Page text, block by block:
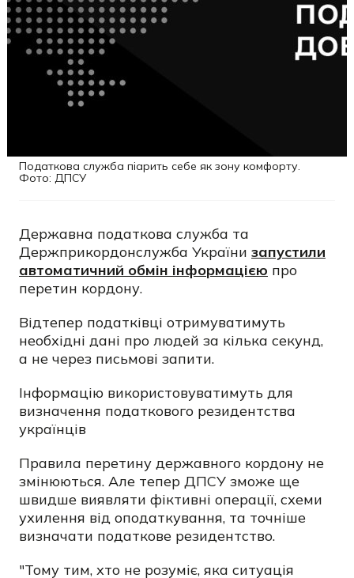
Податкова служба піарить себе як зону комфорту.
Фото: ДПСУ
Державна податкова служба та
Держприкордонслужба України запустили
автоматичний обмін інформацією про
перетин кордону.
Відтепер податківці отримуватимуть
необхідні дані про людей за кілька секунд,
а не через письмові запити.
Інформацію використовуватимуть для
визначення податкового резидентства
українців
Правила перетину державного кордону не
змінюються. Але тепер ДПСУ зможе ще
швидше виявляти фіктивні операції, схеми
ухилення від оподаткування, та точніше
визначати податкове резидентство.
"Тому тим, хто не розуміє, яка ситуація